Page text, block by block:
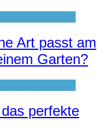
Art passt am
Garten?
perfekte